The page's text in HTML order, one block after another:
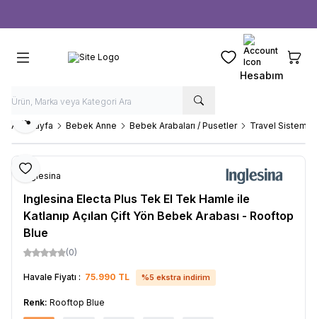
Favorilerim
Hesabım
Ana Sayfa Bebek Anne Bebek Arabaları / Pusetler Travel Sistem
Favoriye Ekle
Paylaş
Inglesina
Inglesina Electa Plus Tek El Tek Hamle ile
Katlanıp Açılan Çift Yön Bebek Arabası - Rooftop
Blue
(0)
Havale Fiyatı : 75.990 TL %5 ekstra indirim
Renk: Rooftop Blue